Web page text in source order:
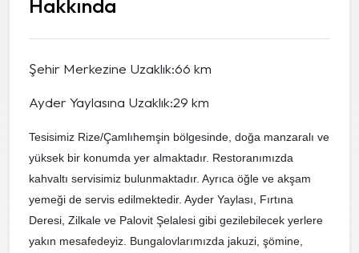
Hakkında
Şehir Merkezine Uzaklık:66 km
Ayder Yaylasına Uzaklık:29 km
Tesisimiz Rize/Çamlıhemşin bölgesinde, doğa manzaralı ve
yüksek bir konumda yer almaktadır. Restoranımızda
kahvaltı servisimiz bulunmaktadır. Ayrıca öğle ve akşam
yemeği de servis edilmektedir. Ayder Yaylası, Fırtına
Deresi, Zilkale ve Palovit Şelalesi gibi gezilebilecek yerlere
yakın mesafedeyiz. Bungalovlarımızda jakuzi, şömine,